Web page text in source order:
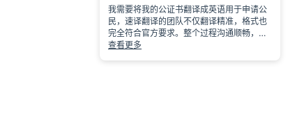
我需要将我的公证书翻译成英语用于申请公
民，速译翻译的团队不仅翻译精准，格式也
完全符合官方要求。整个过程沟通顺畅，翻
译件交付非常及时，省去了很多麻烦！强烈
查看更多